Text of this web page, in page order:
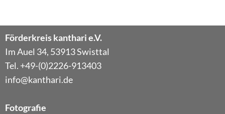
Förderkreis kanthari e.V.
Im Auel 34, 53913 Swisttal
Tel. +49-(0)2226-913403
info@kanthari.de
Fotografie